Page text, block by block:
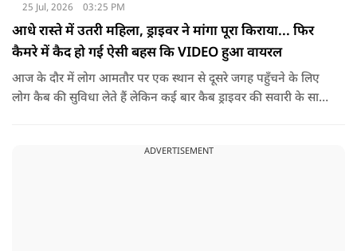
25 Jul, 2026 03:25 PM
आधे रास्ते में उतरी महिला, ड्राइवर ने मांगा पूरा किराया... फिर
कैमरे में कैद हो गई ऐसी बहस कि VIDEO हुआ वायरल
आज के दौर में लोग आमतौर पर एक स्थान से दूसरे जगह पहुँचने के लिए
लोग कैब की सुविधा लेते हैं लेकिन कई बार कैब ड्राइवर की सवारी के साथ
रास्ते में किसी वजह से उसने अपना प्लान बदल दिया और ड्राइवर से गाड़ी
ADVERTISEMENT